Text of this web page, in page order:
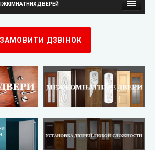
ДВЕРЕЙ
Стиль)
Експрес)
ЗАМОВИТИ ДЗВІНОК